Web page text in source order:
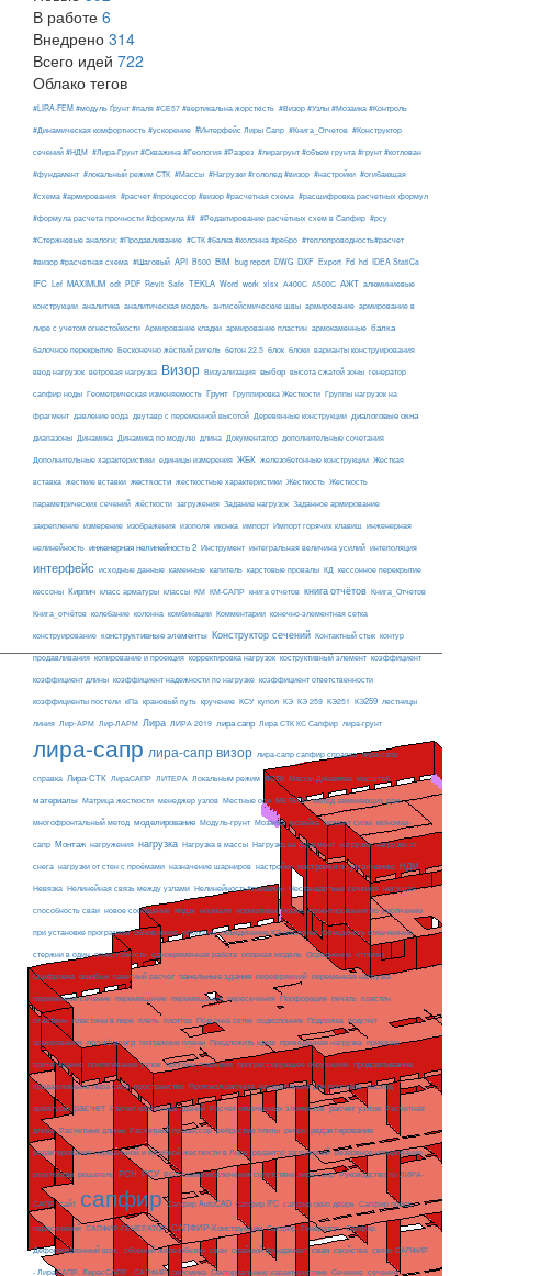
В работе 6
Внедрено 314
Всего идей 722
Облако тегов
#LIRA-FEM #модуль Ґрунт #паля #СЕ57 #вертикальна жорсткість #Визор #Узлы #Мозаика #Контроль
#Динамическая комфортность #ускорение #Интерфейс Лиры Сапр #Книга_Отчетов #Конструктор
сечений #НДМ #Лира-Грунт #Скважина #Геология #Разрез #лирагрунт #объем грунта #грунт #котлован
#фундамент #локальный режим СТК #Массы #Нагрузки #гололед #визор #настройки #огибающая
#схема #армирования #расчет #процессор #визор #расчетная схема #расшифровка расчетных формул
#формула расчета прочности #формула ## #Редактирование расчётных схем в Сапфир #рсу
#Стержневые аналоги; #Продавливание #СТК #балка #колонна #ребро #теплопроводность#расчет
#визор #расчетная схема #Шаговый API B500 BIM bug report DWG DXF Export Fd hd IDEA StatiCa
IFC Lef MAXIMUM odt PDF Revit Safe TEKLA Word work xlsx А400С А500С АЖТ алюминиевые
конструкции аналитика аналитическая модель антисейсмические швы армирование армирование в
лире с учетом огнестойкости Армирование кладки армирование пластин армокаменные балка
балочное перекрытие Бесконечно жёсткий ригель бетон 22.5 блок блоки варианты конструирования
ввод нагрузок ветровая нагрузка Визор Визуализация выбор высота сжатой зоны генератор
сапфир ноды Геометрическая изменяемость Грунт Группировка Жесткости Группы нагрузок на
фрагмент давление вода двутавр с переменной высотой Деревянные конструкции диалоговые окна
диапазоны Динамика Динамика по модулю длина Документатор дополнительные сочетания
Дополнительные характеристики единицы измерения ЖБК железобетонные конструкции Жесткая
вставка жесткие вставки жесткости жесткостные характеристики Жесткость Жесткость
параметрических сечений жёсткости загружения Задание нагрузок Заданное армирование
закрепление измерение изображения изополя иконка импорт Импорт горячих клавиш инженерная
нелинейность инженерная нелинейность 2 Инструмент интегральная величина усилий интеполяция
интерфейс исходные данные каменные капитель карстовые провалы КД кессонное перекрытие
кессоны Кирпич класс арматуры классы КМ КМ-САПР книга отчетов книга отчётов Книга_Отчетов
Книга_отчётов колебание колонна комбинации Комментарии конечно-элементная сетка
конструирование конструктивные элементы Конструктор сечений Контактный стык контур
продавливания копирование и проекция корректировка нагрузок коструктивный элемент коэффициент
коэффициент длины коэффициент надежности по нагрузке коэффициент ответственности
коэффициенты постели кПа крановый путь кручение КСУ купол КЭ КЭ 259 КЭ251 КЭ259 лестницы
линия Лир-АРМ Лир-ЛАРМ Лира ЛИРА 2019 лира сапр Лира СТК КС Сапфир лира-грунт
лира-сапр лира-сапр визор лира-сапр сапфир справка лира-сапр
справка Лира-СТК ЛираСАПР ЛИТЕРА Локальным режим ЛСТК Массы Динамика масштаб
материалы Матрица жесткости менеджер узлов Местные оси МЕТЕОР метод заменяющих рам
многофронтальный метод моделирование Модуль-грунт Мозаика мозайка момент силы мономах-
сапр Монтаж нагружения нагрузка Нагрузка в массы Нагрузка на фрагмент нагрузки нагрузки от
снега нагрузки от стен с проёмами назначение шарниров настройки настройки по умолчанию НДМ
Невязка Нелинейная связь между узлами Нелинейность#трещины Нестандартные сечения несущая
способность сваи новое сообщение ноды нормали нормативы Нормы проектирования по умолчанию
при установке программы обновление оболочки объединение КЭ оболочек Объединить отмеченные
стержни в один огнестойкость одновременная работа опорная модель Осреднение оттяжки
Оцифровка ошибки пакетный расчет панельные здания перевіряючий переменная нагрузка
переменное сечение перемещение перемещения пересечения Перфорация печать пластин
пластины пластины в лире плеть плоттер Подгонка сетки подколонник Подложка подсчет
армирования полифильтр поэтажные планы Предложить идею приведенная нагрузка привязка
притягивание притягивание узлов прогоны покрытия прогрессирующее обрушение продавливание
продавливание лира сапр пространство Протокол расчета раскрепления для прогибов расход
арматуры расчет Расчет кирпичных зданий Расчет отмеченных элементов расчет узлов Расчетная
длина Расчетные длины Расчетный процессор ребристые плиты ребро редактирование
редактирование нормальной и изгибной жесткости в Лире редактор загружений резервное копирование
результаты решатель РСН РСУ РСУ взаимоисключения сопутствие лира-сапр Руководство по ЛИРА-
САПР сайт сапфир Сапфир AutoCAD сапфир IFC сапфир окно дверь Сапфир поиск
пересечений САПФИР-ГЕНЕРАТОР САПФИР-Конструкции Сапфир. Генератор. Сапфир.
Деформационный шов. сборный железобетон сваи свайный фундамент свая свойства связь САПФИР
- ЛираСАПР. ЛирасСАПР - САПФИР сейсмика Секториальные характеристики Сечение сечения